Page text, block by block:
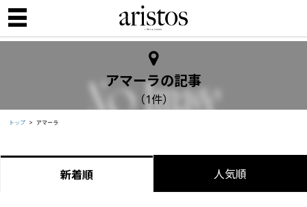
アマーラの記事
（1件）
トップ アマーラ
新着順 人気順